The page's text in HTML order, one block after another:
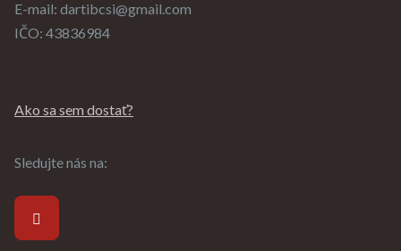
E-mail: dartibcsi@gmail.com
IČO: 43836984
Ako sa sem dostať?
Sledujte nás na: